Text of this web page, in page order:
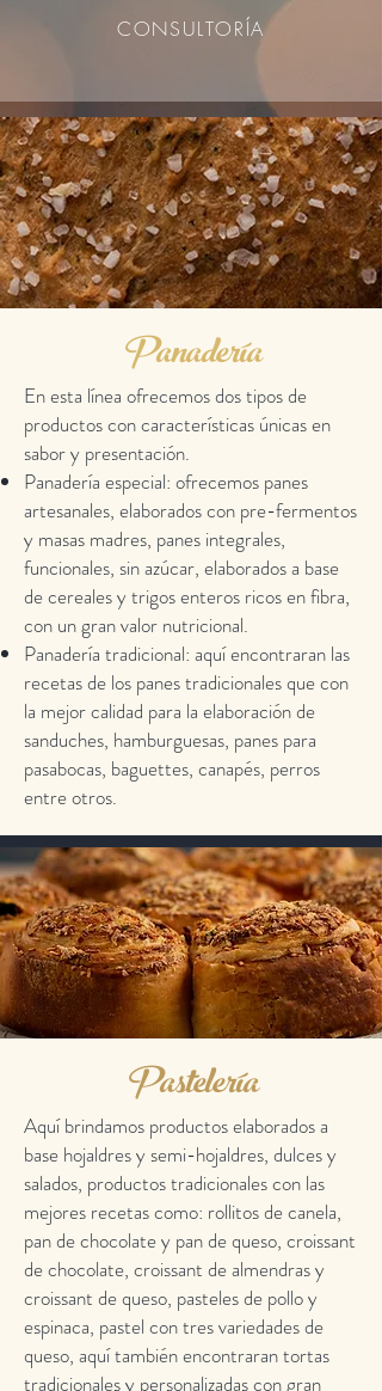
CONSULTORÍA
Panadería
En esta línea ofrecemos dos tipos de
productos con características únicas en
sabor y presentación.
Panadería especial: ofrecemos panes
artesanales, elaborados con pre-fermentos
y masas madres, panes integrales,
funcionales, sin azúcar, elaborados a base
de cereales y trigos enteros ricos en fibra,
con un gran valor nutricional.
Panadería tradicional: aquí encontraran las
recetas de los panes tradicionales que con
la mejor calidad para la elaboración de
sanduches, hamburguesas, panes para
pasabocas, baguettes, canapés, perros
entre otros.
Pastelería
Aquí brindamos productos elaborados a
base hojaldres y semi-hojaldres, dulces y
salados, productos tradicionales con las
mejores recetas como: rollitos de canela,
pan de chocolate y pan de queso, croissant
de chocolate, croissant de almendras y
croissant de queso, pasteles de pollo y
espinaca, pastel con tres variedades de
queso, aquí también encontraran tortas
tradicionales y personalizadas con gran